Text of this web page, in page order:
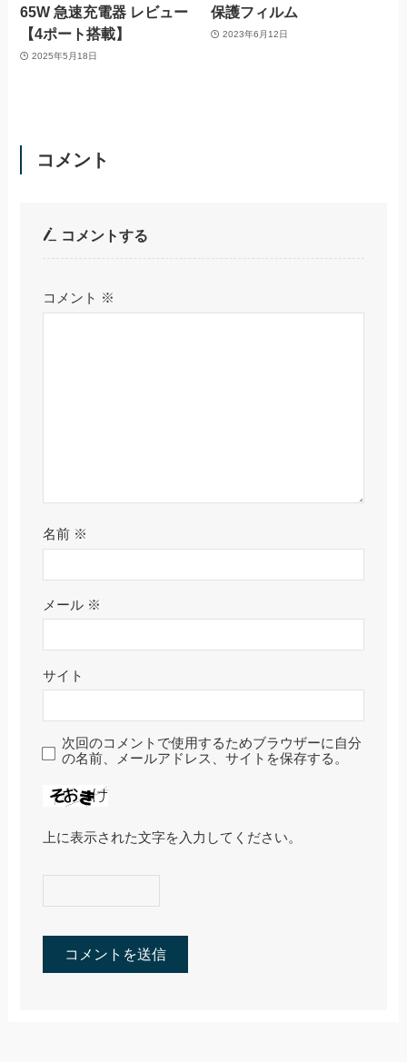
65W 急速充電器 レビュー
【4ポート搭載】
2025年5月18日
保護フィルム
2023年6月12日
コメント
コメントする
コメント ※
名前 ※
メール ※
サイト
次回のコメントで使用するためブラウザーに自分
の名前、メールアドレス、サイトを保存する。
上に表示された文字を入力してください。